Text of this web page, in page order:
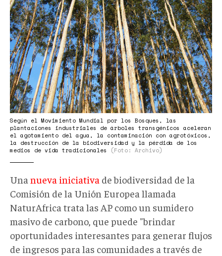
Según el Movimiento Mundial por los Bosques, las
plantaciones industriales de árboles transgénicos aceleran
el agotamiento del agua, la contaminación con agrotóxicos,
la destrucción de la biodiversidad y la pérdida de los
medios de vida tradicionales
(Foto: Archivo)
Una nueva iniciativa de biodiversidad de la
Comisión de la Unión Europea llamada
NaturAfrica trata las AP como un sumidero
masivo de carbono, que puede "brindar
oportunidades interesantes para generar flujos
de ingresos para las comunidades a través de